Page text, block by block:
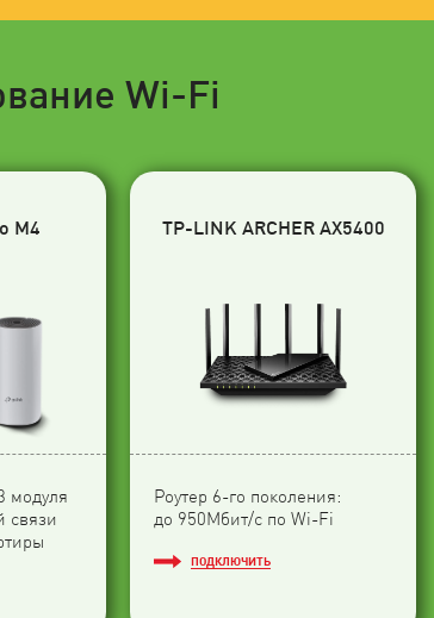
Wi-Fi
M4
модуля
связи
TP-LINK ARCHER AX5400
Роутер 6-го поколения:
до 950Мбит/с по Wi-Fi
ПОДКЛЮЧИТЬ